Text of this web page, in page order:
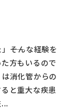
――そんな経験を
方もいるので
消化管からの
と重大な疾患